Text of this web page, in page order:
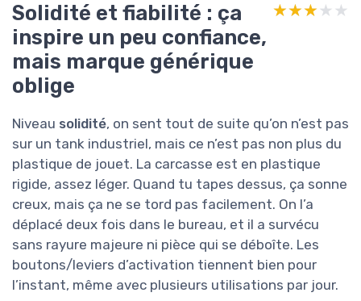
Solidité et fiabilité : ça
inspire un peu confiance,
mais marque générique
oblige
★★★★★
★★★★★
Niveau solidité, on sent tout de suite qu’on n’est pas
sur un tank industriel, mais ce n’est pas non plus du
plastique de jouet. La carcasse est en plastique
rigide, assez léger. Quand tu tapes dessus, ça sonne
creux, mais ça ne se tord pas facilement. On l’a
déplacé deux fois dans le bureau, et il a survécu
sans rayure majeure ni pièce qui se déboîte. Les
boutons/leviers d’activation tiennent bien pour
l’instant, même avec plusieurs utilisations par jour.